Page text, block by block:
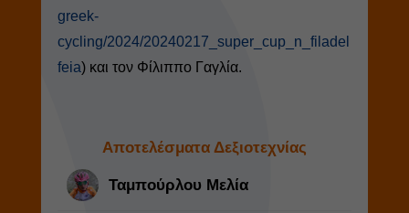
greek-
cycling/2024/20240217_super_cup_n_filadel
feia) και τον Φίλιππο Γαγλία.
Αποτελέσματα Δεξιοτεχνίας
Ταμπούρλου Μελία